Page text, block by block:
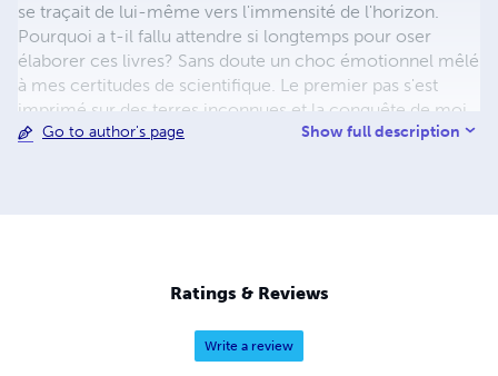
se traçait de lui-même vers l'immensité de l'horizon.
Pourquoi a t-il fallu attendre si longtemps pour oser
élaborer ces livres? Sans doute un choc émotionnel mêlé
à mes certitudes de scientifique. Le premier pas s'est
imprimé sur des terres inconnues et la conquête de moi
même continue depuis.
Go to author's page Show full description
Ratings & Reviews
Write a review